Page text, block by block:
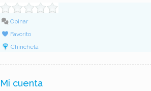
Opinar
Favorito
Chincheta
Mi cuenta